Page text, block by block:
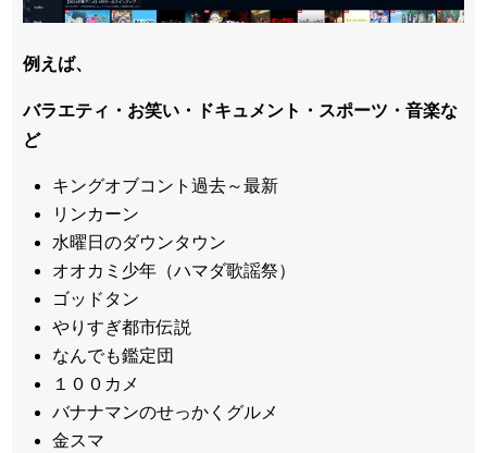
例えば、
バラエティ・お笑い・ドキュメント・スポーツ・音楽な
ど
キングオブコント過去～最新
リンカーン
水曜日のダウンタウン
オオカミ少年（ハマダ歌謡祭）
ゴッドタン
やりすぎ都市伝説
なんでも鑑定団
１００カメ
バナナマンのせっかくグルメ
金スマ